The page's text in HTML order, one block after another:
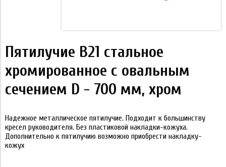
Пятилучие B21 стальное
хромированное с овальным
сечением D - 700 мм, хром
Надежное металлическое пятилучие. Подходит к большинству
кресел руководителя. Без пластиковой накладки-кожуха.
Дополнительно к пятилучию возможно приобрести накладку-
кожух